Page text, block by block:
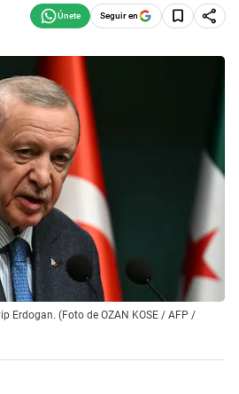
Seguir en
Erdogan. (Foto de OZAN KOSE / AFP /